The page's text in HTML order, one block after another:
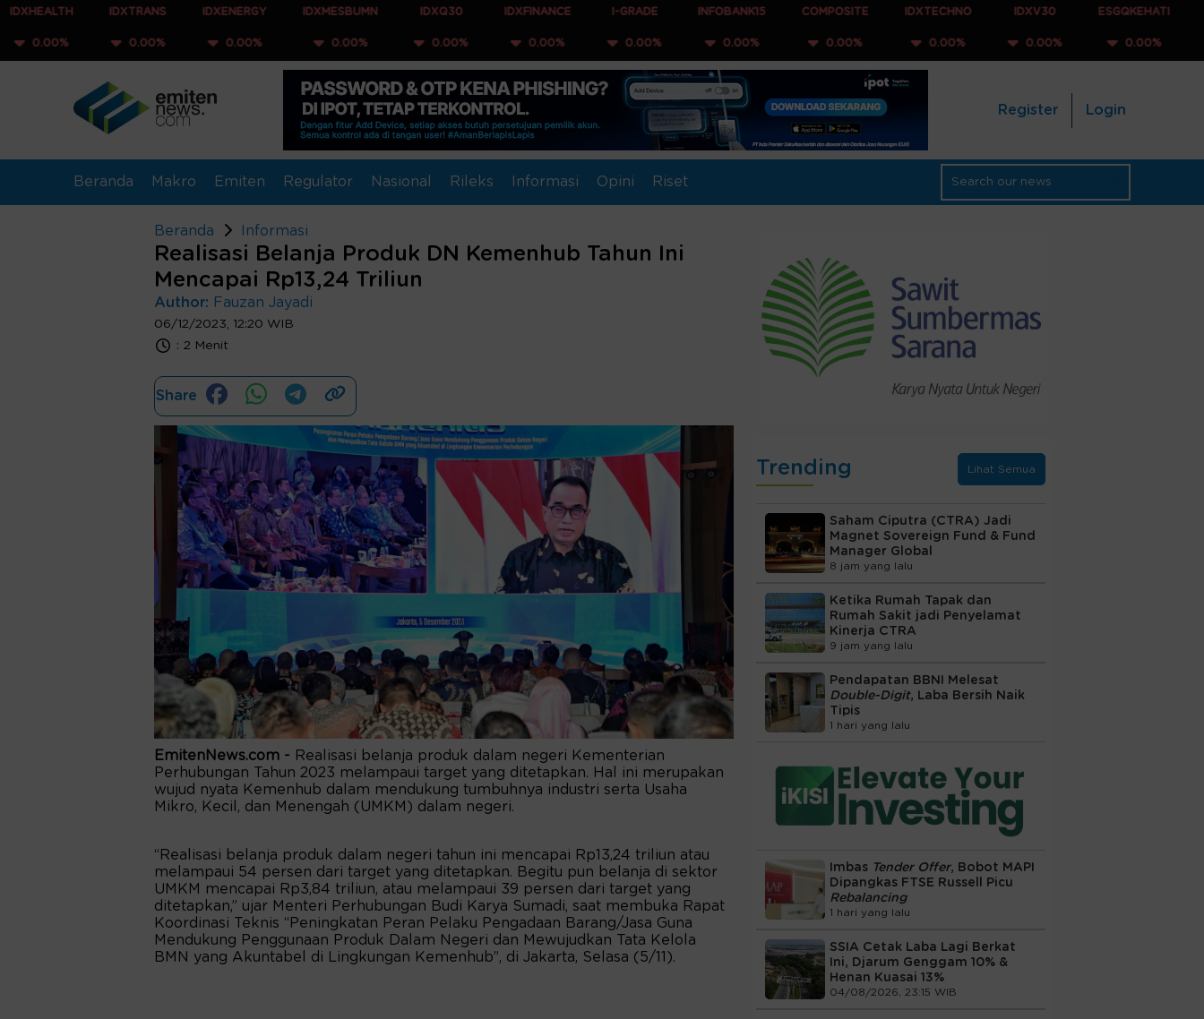
IDXTRANS
0.00%
IDXENERGY
0.00%
IDXMESBUMN
0.00%
IDXQ30
0.00%
IDXFINANCE
0.00%
I-GRADE
0.00%
INFOBANK15
0.00%
COMPOSITE
0.00%
IDXTECHNO
0.00%
IDXV30
0.00%
ESGQKEHATI
0.00%
IDXNONCYC
0.00%
Register Login
Beranda Makro Emiten Regulator Nasional Rileks Informasi Opini Riset
Beranda Informasi
Realisasi Belanja Produk DN Kemenhub Tahun Ini
Mencapai Rp13,24 Triliun
Author: Fauzan Jayadi
06/12/2023, 12:20 WIB
: 2 Menit
Share
EmitenNews.com - Realisasi belanja produk dalam negeri Kementerian
Perhubungan Tahun 2023 melampaui target yang ditetapkan. Hal ini merupakan
wujud nyata Kemenhub dalam mendukung tumbuhnya industri serta Usaha
Mikro, Kecil, dan Menengah (UMKM) dalam negeri.
“Realisasi belanja produk dalam negeri tahun ini mencapai Rp13,24 triliun atau
melampaui 54 persen dari target yang ditetapkan. Begitu pun belanja di sektor
UMKM mencapai Rp3,84 triliun, atau melampaui 39 persen dari target yang
ditetapkan,” ujar Menteri Perhubungan Budi Karya Sumadi, saat membuka Rapat
Koordinasi Teknis “Peningkatan Peran Pelaku Pengadaan Barang/Jasa Guna
Mendukung Penggunaan Produk Dalam Negeri dan Mewujudkan Tata Kelola
BMN yang Akuntabel di Lingkungan Kemenhub”, di Jakarta, Selasa (5/11).
Trending Lihat Semua
Saham Ciputra (CTRA) Jadi
Magnet Sovereign Fund & Fund
Manager Global
8 jam yang lalu
Ketika Rumah Tapak dan
Rumah Sakit jadi Penyelamat
Kinerja CTRA
9 jam yang lalu
Pendapatan BBNI Melesat
Double-Digit, Laba Bersih Naik
Tipis
1 hari yang lalu
Imbas Tender Offer, Bobot MAPI
Dipangkas FTSE Russell Picu
Rebalancing
1 hari yang lalu
SSIA Cetak Laba Lagi Berkat
Ini, Djarum Genggam 10% &
Henan Kuasai 13%
04/08/2026, 23:15 WIB